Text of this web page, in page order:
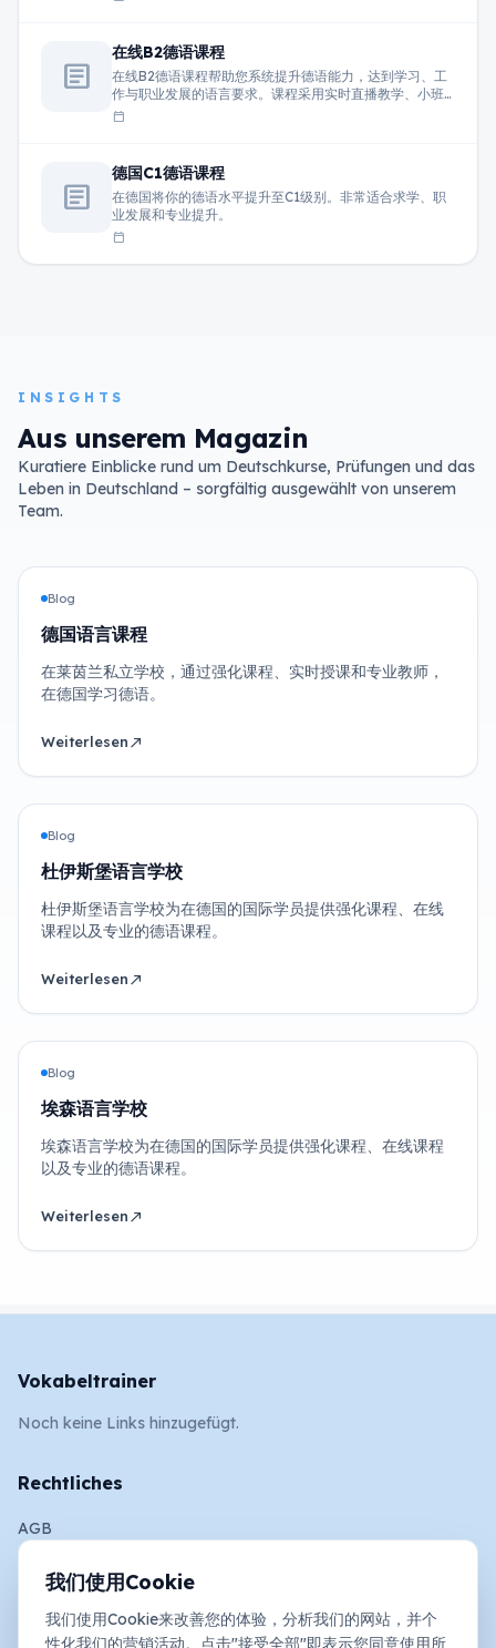
article
在线B2德语课程
在线B2德语课程帮助您系统提升德语能力，达到学习、工
作与职业发展的语言要求。课程采用实时直播教学、小班
互动模式，由经验丰富的教师授课，重点提升听说读写综
calendar_today
article
德国C1德语课程
在德国将你的德语水平提升至C1级别。非常适合求学、职
业发展和专业提升。
calendar_today
INSIGHTS
Aus unserem Magazin
Kuratiere Einblicke rund um Deutschkurse, Prüfungen und das
Leben in Deutschland – sorgfältig ausgewählt von unserem
Team.
Blog
德国语言课程
在莱茵兰私立学校，通过强化课程、实时授课和专业教师，
在德国学习德语。
Weiterlesennorth_east
Blog
杜伊斯堡语言学校
杜伊斯堡语言学校为在德国的国际学员提供强化课程、在线
课程以及专业的德语课程。
Weiterlesennorth_east
Blog
埃森语言学校
埃森语言学校为在德国的国际学员提供强化课程、在线课程
以及专业的德语课程。
Weiterlesennorth_east
Vokabeltrainer
Noch keine Links hinzugefügt.
Rechtliches
AGB
Datenschutz und Cookies
我们使用Cookie
我们使用Cookie来改善您的体验，分析我们的网站，并个
性化我们的营销活动。点击"接受全部"即表示您同意使用所